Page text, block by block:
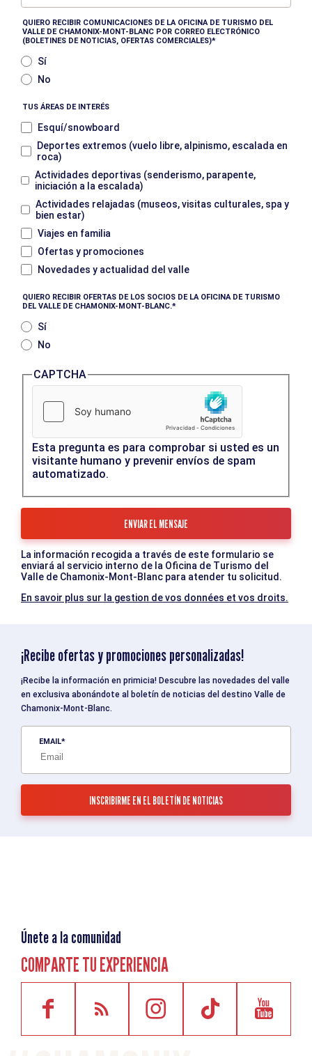
QUIERO RECIBIR COMUNICACIONES DE LA OFICINA DE TURISMO DEL
VALLE DE CHAMONIX-MONT-BLANC POR CORREO ELECTRÓNICO
(BOLETINES DE NOTICIAS, OFERTAS COMERCIALES)
Sí
No
TUS ÁREAS DE INTERÉS
Esquí/snowboard
Deportes extremos (vuelo libre, alpinismo, escalada en
roca)
Actividades deportivas (senderismo, parapente,
iniciación a la escalada)
Actividades relajadas (museos, visitas culturales, spa y
bien estar)
Viajes en familia
Ofertas y promociones
Novedades y actualidad del valle
QUIERO RECIBIR OFERTAS DE LOS SOCIOS DE LA OFICINA DE TURISMO
DEL VALLE DE CHAMONIX-MONT-BLANC.
Sí
No
CAPTCHA
Esta pregunta es para comprobar si usted es un
visitante humano y prevenir envíos de spam
automatizado.
La información recogida a través de este formulario se
enviará al servicio interno de la Oficina de Turismo del
Valle de Chamonix-Mont-Blanc para atender tu solicitud.
En savoir plus sur la gestion de vos données et vos droits.
¡Recibe ofertas y promociones personalizadas!
¡Recibe la información en primicia! Descubre las novedades del valle
en exclusiva abonándote al boletín de noticias del destino Valle de
Chamonix-Mont-Blanc.
EMAIL
Únete a la comunidad
COMPARTE TU EXPERIENCIA